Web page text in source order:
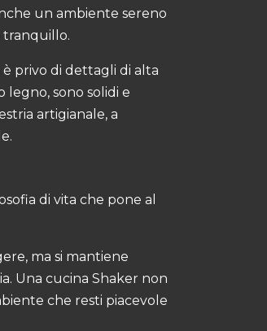
un ambiente sereno
tranquillo.
privo di dettagli di alta
legno, sono solidi e
artigianale, a
di vita che pone al
ma si mantiene
Una cucina Shaker non
che resti piacevole